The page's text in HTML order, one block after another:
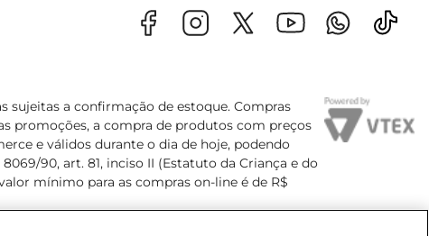
sujeitas a confirmação de estoque. Compras
promoções, a compra de produtos com preços
e válidos durante o dia de hoje, podendo
90, art. 81, inciso II (Estatuto da Criança e do
mínimo para as compras on-line é de R$